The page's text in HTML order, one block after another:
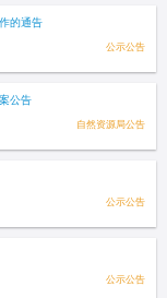
的通告
公示公告
公告
自然资源局公告
公示公告
公示公告